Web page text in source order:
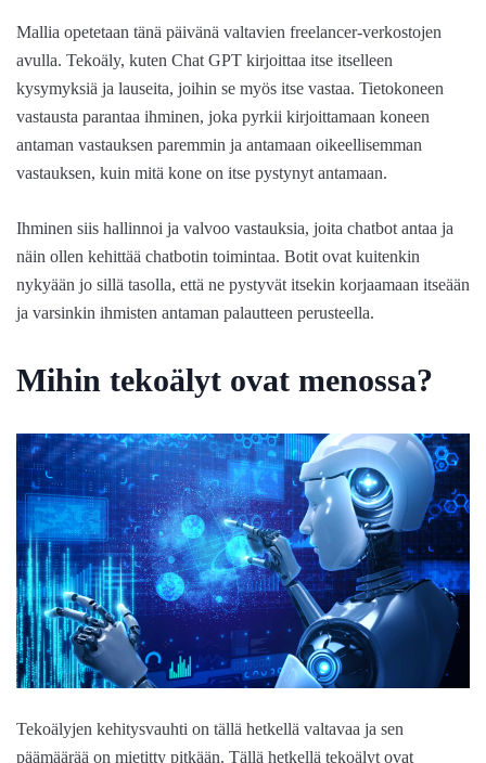
Mallia opetetaan tänä päivänä valtavien freelancer-verkostojen
avulla. Tekoäly, kuten Chat GPT kirjoittaa itse itselleen
kysymyksiä ja lauseita, joihin se myös itse vastaa. Tietokoneen
vastausta parantaa ihminen, joka pyrkii kirjoittamaan koneen
antaman vastauksen paremmin ja antamaan oikeellisemman
vastauksen, kuin mitä kone on itse pystynyt antamaan.
Ihminen siis hallinnoi ja valvoo vastauksia, joita chatbot antaa ja
näin ollen kehittää chatbotin toimintaa. Botit ovat kuitenkin
nykyään jo sillä tasolla, että ne pystyvät itsekin korjaamaan itseään
ja varsinkin ihmisten antaman palautteen perusteella.
Mihin tekoälyt ovat menossa?
Tekoälyjen kehitysvauhti on tällä hetkellä valtavaa ja sen
päämäärää on mietitty pitkään. Tällä hetkellä tekoälyt ovat